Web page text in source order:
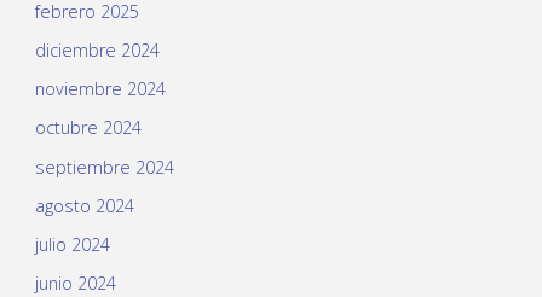
febrero 2025
diciembre 2024
noviembre 2024
octubre 2024
septiembre 2024
agosto 2024
julio 2024
junio 2024